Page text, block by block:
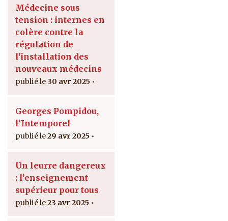
Médecine sous
tension : internes en
colère contre la
régulation de
l'installation des
nouveaux médecins
30 avr 2025
Georges Pompidou,
l’Intemporel
29 avr 2025
Un leurre dangereux
: l’enseignement
supérieur pour tous
23 avr 2025